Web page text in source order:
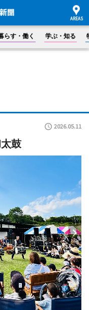
らす・働く 学ぶ・知る
2026.05.11
鼓